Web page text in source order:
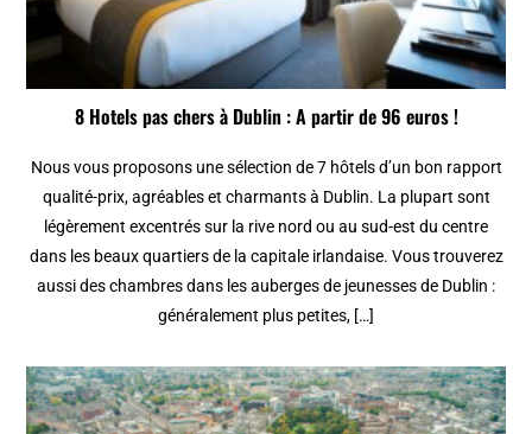
8 Hotels pas chers à Dublin : A partir de 96 euros !
Nous vous proposons une sélection de 7 hôtels d’un bon rapport
qualité-prix, agréables et charmants à Dublin. La plupart sont
légèrement excentrés sur la rive nord ou au sud-est du centre
dans les beaux quartiers de la capitale irlandaise. Vous trouverez
aussi des chambres dans les auberges de jeunesses de Dublin :
généralement plus petites, […]